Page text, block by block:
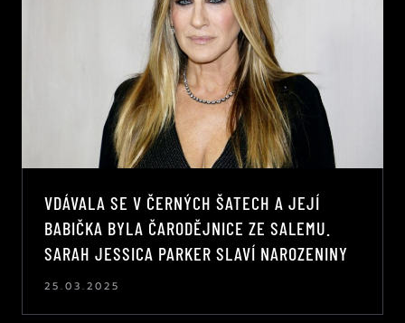
VDÁVALA SE V ČERNÝCH ŠATECH A JEJÍ
BABIČKA BYLA ČARODĚJNICE ZE SALEMU.
SARAH JESSICA PARKER SLAVÍ NAROZENINY
25.03.2025